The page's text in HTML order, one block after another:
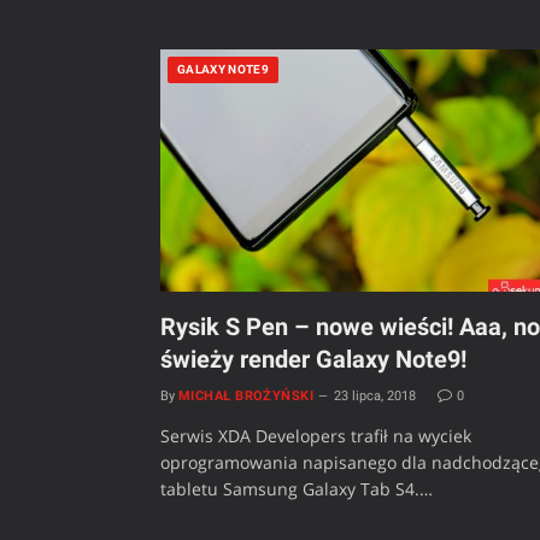
GALAXY NOTE9
Rysik S Pen – nowe wieści! Aaa,
świeży render Galaxy Note9!
By MICHAŁ BROŻYŃSKI 23 lipca, 2018 0
Serwis XDA Developers trafił na wyciek
oprogramowania napisanego dla
tabletu Samsung Galaxy Tab S4.…